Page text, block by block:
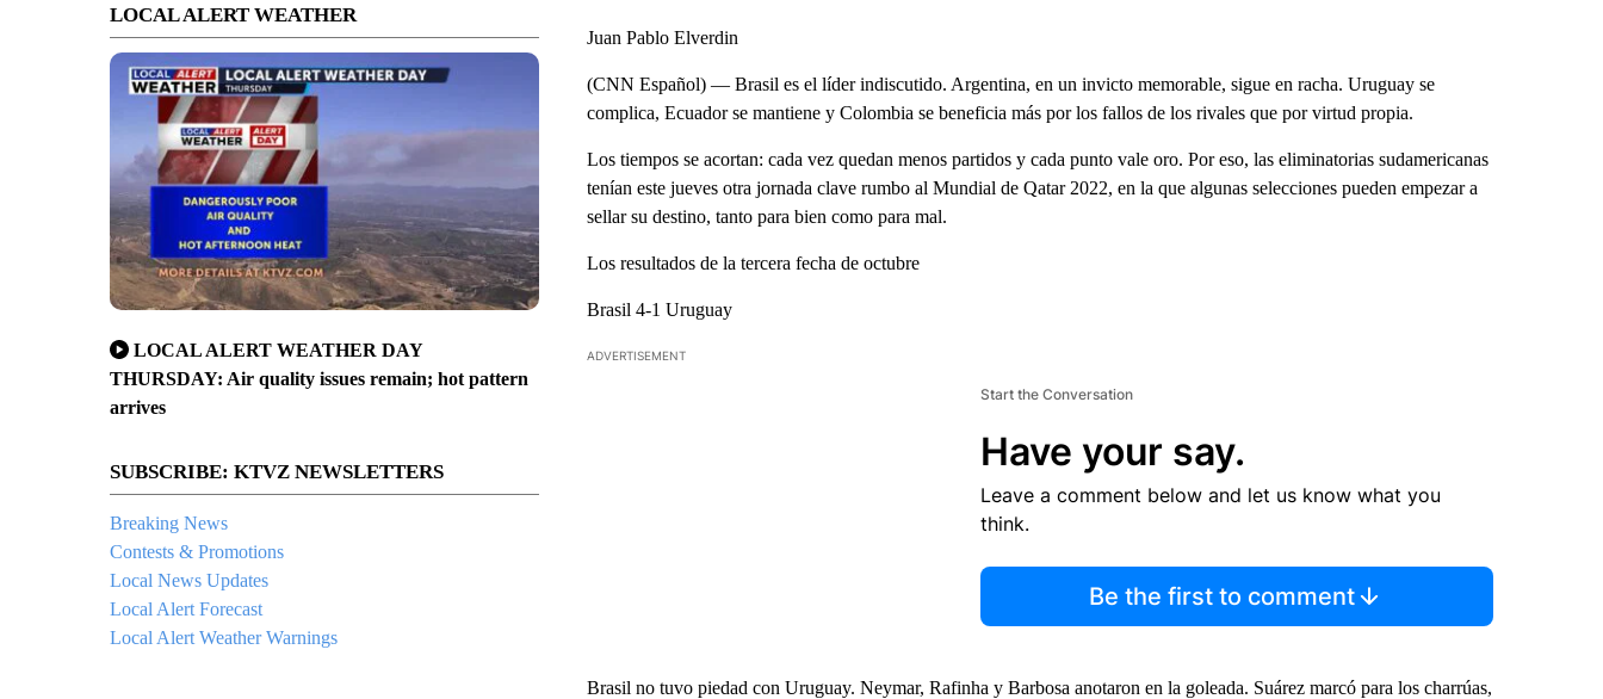
LOCAL ALERT WEATHER
LOCAL ALERT WEATHER DAY
THURSDAY: Air quality issues remain; hot pattern
arrives
SUBSCRIBE: KTVZ NEWSLETTERS
Breaking News
Contests & Promotions
Local News Updates
Local Alert Forecast
Local Alert Weather Warnings
Juan Pablo Elverdin
(CNN Español) — Brasil es el líder indiscutido. Argentina, en un invicto memorable, sigue en racha. Uruguay se
complica, Ecuador se mantiene y Colombia se beneficia más por los fallos de los rivales que por virtud propia.
Los tiempos se acortan: cada vez quedan menos partidos y cada punto vale oro. Por eso, las eliminatorias sudamericanas
tenían este jueves otra jornada clave rumbo al Mundial de Qatar 2022, en la que algunas selecciones pueden empezar a
sellar su destino, tanto para bien como para mal.
Los resultados de la tercera fecha de octubre
Brasil 4-1 Uruguay
ADVERTISEMENT
Start the Conversation
Have your say.
Leave a comment below and let us know what you
think.
Be the first to comment
Brasil no tuvo piedad con Uruguay. Neymar, Rafinha y Barbosa anotaron en la goleada. Suárez marcó para los charrúas,